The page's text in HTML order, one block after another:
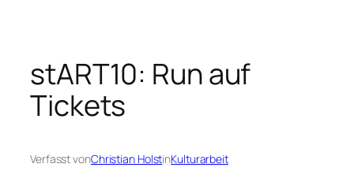
stART10: Run auf
Tickets
Verfasst vonChristian HolstinKulturarbeit